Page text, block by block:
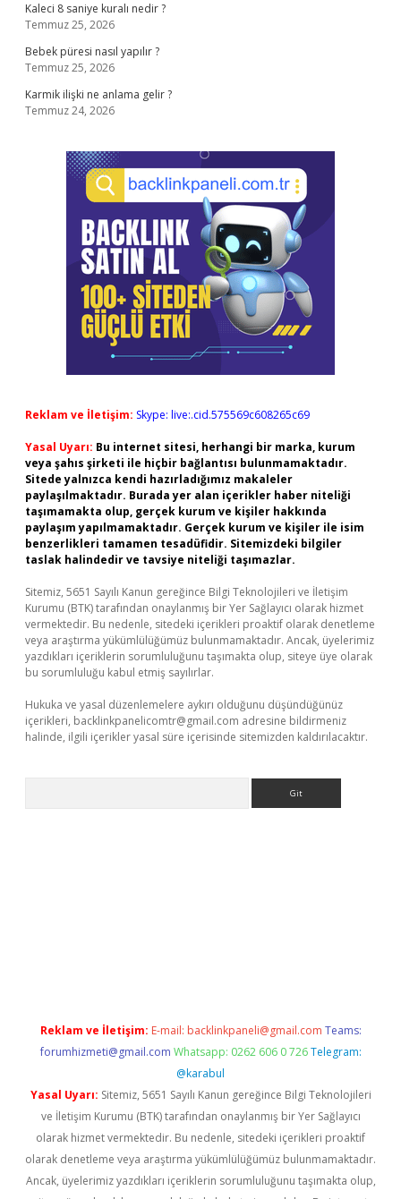
Kaleci 8 saniye kuralı nedir ?
Temmuz 25, 2026
Bebek püresi nasıl yapılır ?
Temmuz 25, 2026
Karmik ilişki ne anlama gelir ?
Temmuz 24, 2026
Reklam ve İletişim: Skype: live:.cid.575569c608265c69
Yasal Uyarı: Bu internet sitesi, herhangi bir marka, kurum
veya şahıs şirketi ile hiçbir bağlantısı bulunmamaktadır.
Sitede yalnızca kendi hazırladığımız makaleler
paylaşılmaktadır. Burada yer alan içerikler haber niteliği
taşımamakta olup, gerçek kurum ve kişiler hakkında
paylaşım yapılmamaktadır. Gerçek kurum ve kişiler ile isim
benzerlikleri tamamen tesadüfidir. Sitemizdeki bilgiler
taslak halindedir ve tavsiye niteliği taşımazlar.
Sitemiz, 5651 Sayılı Kanun gereğince Bilgi Teknolojileri ve İletişim
Kurumu (BTK) tarafından onaylanmış bir Yer Sağlayıcı olarak hizmet
vermektedir. Bu nedenle, sitedeki içerikleri proaktif olarak denetleme
veya araştırma yükümlülüğümüz bulunmamaktadır. Ancak, üyelerimiz
yazdıkları içeriklerin sorumluluğunu taşımakta olup, siteye üye olarak
bu sorumluluğu kabul etmiş sayılırlar.
Hukuka ve yasal düzenlemelere aykırı olduğunu düşündüğünüz
içerikleri, backlinkpanelicomtr@gmail.com adresine bildirmeniz
halinde, ilgili içerikler yasal süre içerisinde sitemizden kaldırılacaktır.
Reklam ve İletişim: E-mail: backlinkpaneli@gmail.com Teams:
forumhizmeti@gmail.com Whatsapp: 0262 606 0 726 Telegram:
@karabul
Yasal Uyarı: Sitemiz, 5651 Sayılı Kanun gereğince Bilgi Teknolojileri
ve İletişim Kurumu (BTK) tarafından onaylanmış bir Yer Sağlayıcı
olarak hizmet vermektedir. Bu nedenle, sitedeki içerikleri proaktif
olarak denetleme veya araştırma yükümlülüğümüz bulunmamaktadır.
Ancak, üyelerimiz yazdıkları içeriklerin sorumluluğunu taşımakta olup,